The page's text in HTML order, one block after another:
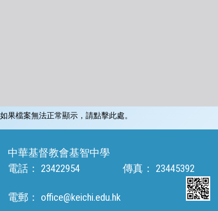
如果檔案無法正常顯示，請點擊此處。
中華基督教會基智中學
電話：
23422954 傳真： 23445392
電郵： office@keichi.edu.hk